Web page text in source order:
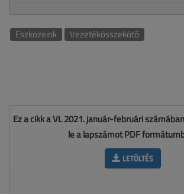
Eszközeink Vezetékösszekötő
Ez a cikk a VL 2021. január-februári
le a lapszámot PDF
LETÖLTÉS